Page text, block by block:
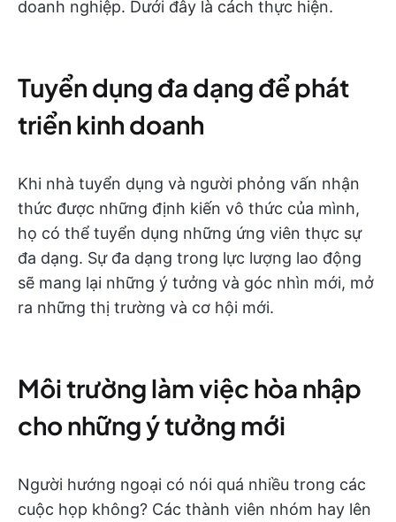
doanh nghiệp. Dưới đây là cách thực hiện.
Tuyển dụng đa dạng để phát
triển kinh doanh
Khi nhà tuyển dụng và người phỏng vấn nhận
thức được những định kiến vô thức của mình,
họ có thể tuyển dụng những ứng viên thực sự
đa dạng. Sự đa dạng trong lực lượng lao động
sẽ mang lại những ý tưởng và góc nhìn mới, mở
ra những thị trường và cơ hội mới.
Môi trường làm việc hòa nhập
cho những ý tưởng mới
Người hướng ngoại có nói quá nhiều trong các
cuộc họp không? Các thành viên nhóm hay lên